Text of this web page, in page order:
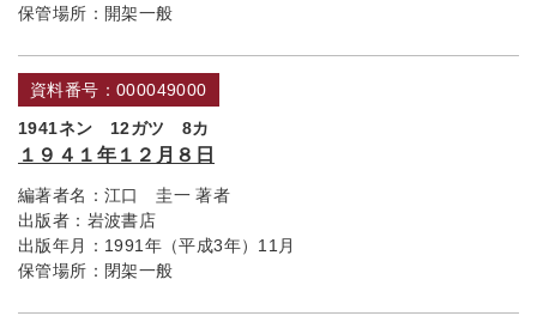
保管場所： 開架一般
資料番号：000049000
1941ネン 12ガツ 8カ
１９４１年１２月８日
編著者名： 江口 圭一 著者
出版者： 岩波書店
出版年月： 1991年（平成3年）11月
保管場所： 閉架一般